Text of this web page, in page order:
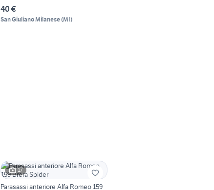
40 €
San Giuliano Milanese(MI)
17
Parasassi anteriore Alfa Romeo 159